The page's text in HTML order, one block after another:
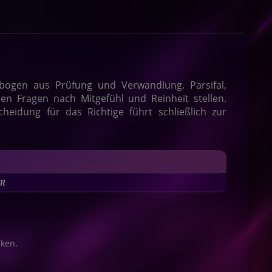
aus Prüfung und Verwandlung. Parsifal,
Fragen nach Mitgefühl und Reinheit stellen.
für das Richtige führt schließlich zur